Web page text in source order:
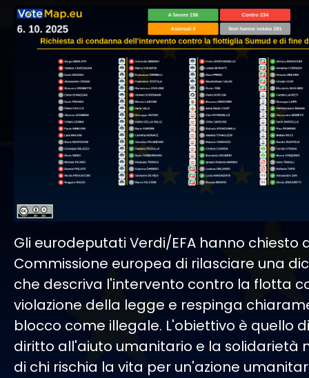
Gli eurodeputati Verdi/EFA hanno chiesto
Commissione europea di rilasciare una
che descriva l'intervento contro la flotta
violazione della legge e respinga
blocco come illegale. L'obiettivo è quello
diritto all'aiuto umanitario e la solidarietà
di chi rischia la vita per un'azione